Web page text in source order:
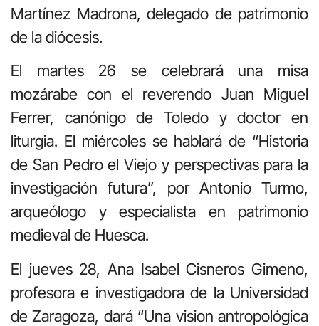
Martínez Madrona, delegado de patrimonio
de la diócesis.
El martes 26 se celebrará una misa
mozárabe con el reverendo Juan Miguel
Ferrer, canónigo de Toledo y doctor en
liturgia. El miércoles se hablará de “Historia
de San Pedro el Viejo y perspectivas para la
investigación futura”, por Antonio Turmo,
arqueólogo y especialista en patrimonio
medieval de Huesca.
El jueves 28, Ana Isabel Cisneros Gimeno,
profesora e investigadora de la Universidad
de Zaragoza, dará “Una vision antropológica